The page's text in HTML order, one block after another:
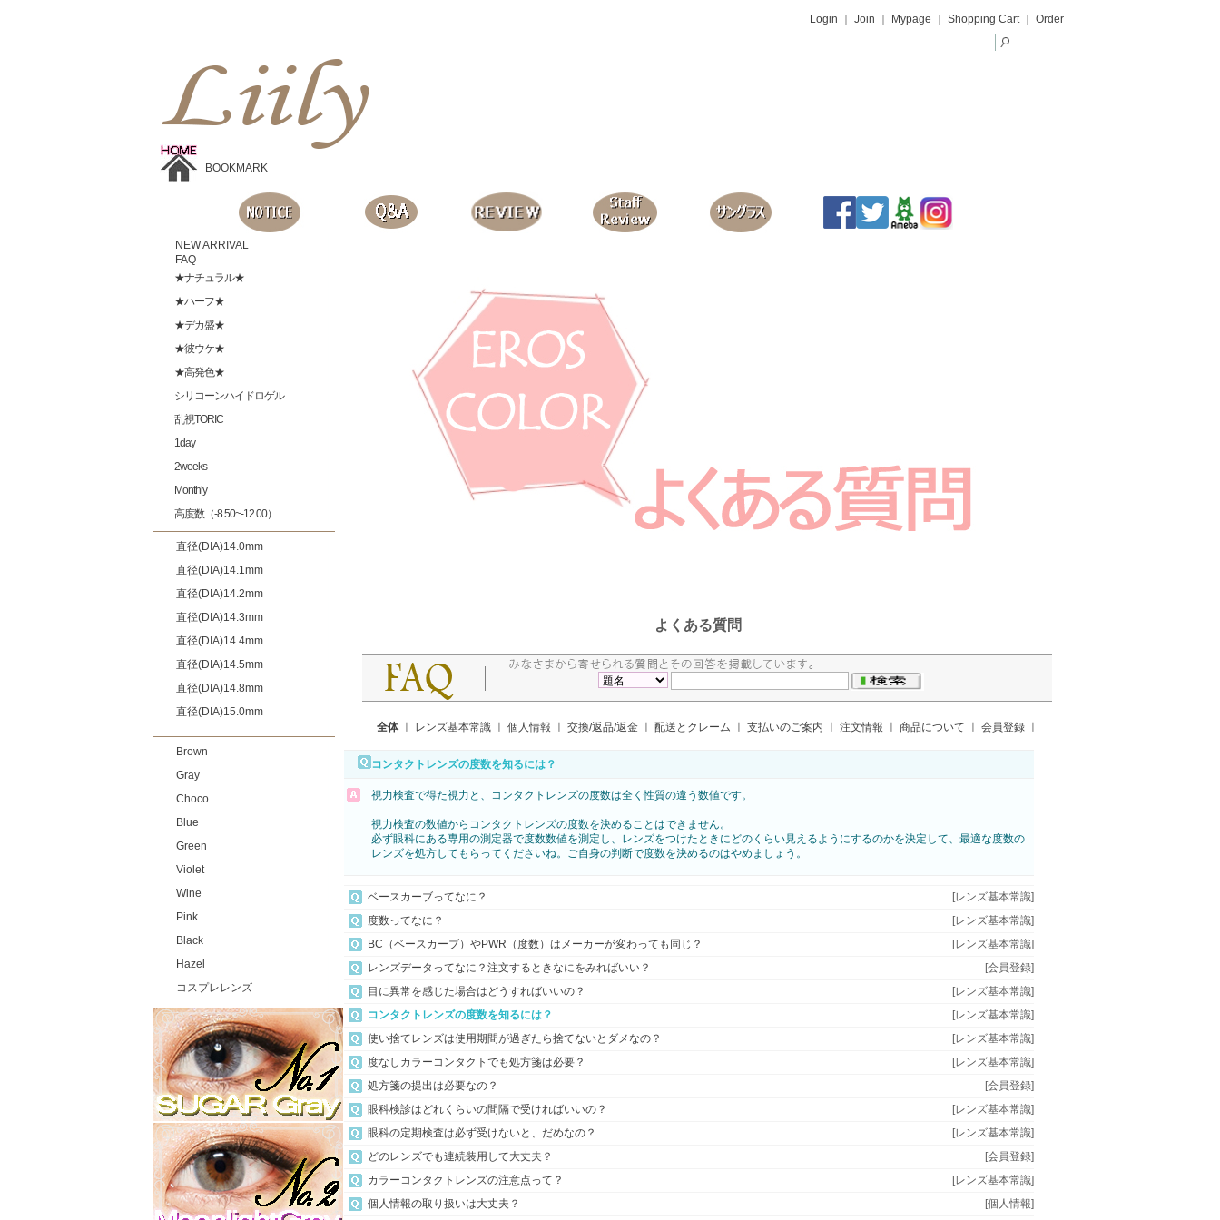
BOOKMARK
Login Join Mypage Shopping Cart｜ Order
NEW ARRIVAL
FAQ
★ナチュラル★
★ハーフ★
★デカ盛★
★彼ウケ★
★高発色★
シリコーンハイドロゲル
乱視TORIC
1day
2weeks
Monthly
高度数（-8.50~-12.00）
直径(DIA)14.0mm
直径(DIA)14.1mm
直径(DIA)14.2mm
直径(DIA)14.3mm
直径(DIA)14.4mm
直径(DIA)14.5mm
直径(DIA)14.8mm
直径(DIA)15.0mm
Brown
Gray
Choco
Blue
Green
Violet
Wine
Pink
Black
Hazel
コスプレレンズ
よくある質問
全体ㅣ レンズ基本常識 個人情報 交換/返品/返金 配送とクレーム 支払いのご案内 注文情報 商品について 会員登録
コンタクトレンズの度数を知るには？
視力検査で得た視力と、コンタクトレンズの度数は全く性質の違う数値です。
視力検査の数値からコンタクトレンズの度数を決めることはできません。
必ず眼科にある専用の測定器で度数数値を測定し、レンズをつけたときにどのくらい見えるようにするのかを決定して、最適な度数の
レンズを処方してもらってくださいね。ご自身の判断で度数を決めるのはやめましょう。
ベースカーブってなに？
[レンズ基本常識]
度数ってなに？
[レンズ基本常識]
BC（ベースカーブ）やPWR（度数）はメーカーが変わっても同じ？
[レンズ基本常識]
レンズデータってなに？注文するときなにをみればいい？
[会員登録]
目に異常を感じた場合はどうすればいいの？
[レンズ基本常識]
コンタクトレンズの度数を知るには？
[レンズ基本常識]
使い捨てレンズは使用期間が過ぎたら捨てないとダメなの？
[レンズ基本常識]
度なしカラーコンタクトでも処方箋は必要？
[レンズ基本常識]
処方箋の提出は必要なの？
[会員登録]
眼科検診はどれくらいの間隔で受ければいいの？
[レンズ基本常識]
眼科の定期検査は必ず受けないと、だめなの？
[レンズ基本常識]
どのレンズでも連続装用して大丈夫？
[会員登録]
カラーコンタクトレンズの注意点って？
[レンズ基本常識]
個人情報の取り扱いは大丈夫？
[個人情報]